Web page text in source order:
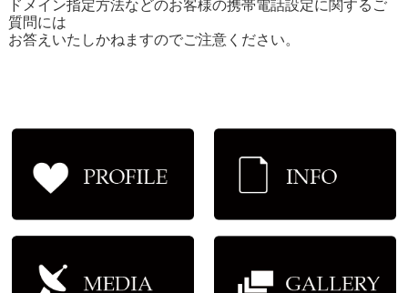
ドメイン指定方法などのお客様の携帯電話設定に関するご
質問には
お答えいたしかねますのでご注意ください。